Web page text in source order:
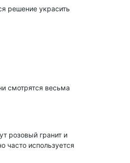
решение украсить
смотрятся весьма
розовый гранит и
часто используется